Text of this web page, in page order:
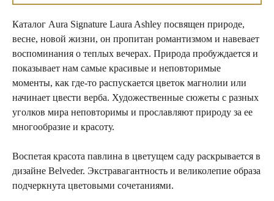
Каталог Aura Signature Laura Ashley посвящен природе,
весне, новой жизни, он пропитан романтизмом и навевает
воспоминания о теплых вечерах. Природа пробуждается и
показывает нам самые красивые и неповторимые
моменты, как где-то распускается цветок магнолии или
начинает цвести верба. Художественные сюжеты с разных
уголков мира неповторимы и прославляют природу за ее
многообразие и красоту.
Воспетая красота павлина в цветущем саду раскрывается в
дизайне Belveder. Экстравагантность и великолепие образа
подчеркнута цветовыми сочетаниями.